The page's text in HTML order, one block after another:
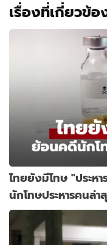
เรื่องที่เกี่ยวข้อ
ไทยยังมีโทษ "ประห
นักโทษประหารคนล่